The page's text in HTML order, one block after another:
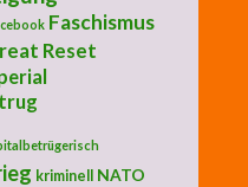
Faschismus
Reset
kriminell
NATO